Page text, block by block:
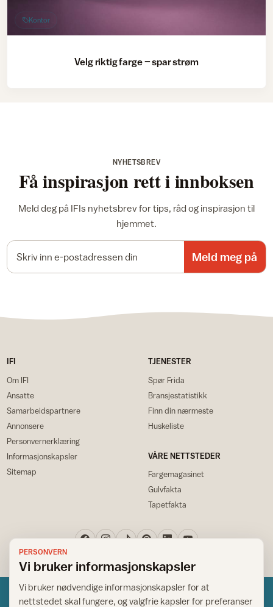
Kontor
Velg riktig farge – spar strøm
NYHETSBREV
Få inspirasjon rett i innboksen
Meld deg på IFIs nyhetsbrev for tips, råd og inspirasjon til
hjemmet.
Meld meg på
IFI
Om IFI
Ansatte
Samarbeidspartnere
Annonsere
Personvernerklæring
Informasjonskapsler
Sitemap
TJENESTER
Spør Frida
Bransjestatistikk
Finn din nærmeste
Huskeliste
VÅRE NETTSTEDER
Fargemagasinet
Gulvfakta
Tapetfakta
PERSONVERN
Vi bruker informasjonskapsler
Vi bruker nødvendige informasjonskapsler for at
nettstedet skal fungere, og valgfrie kapsler for preferanser